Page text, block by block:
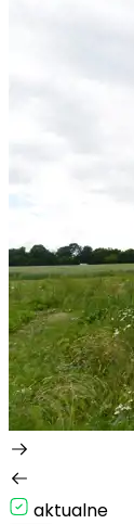
aktualne